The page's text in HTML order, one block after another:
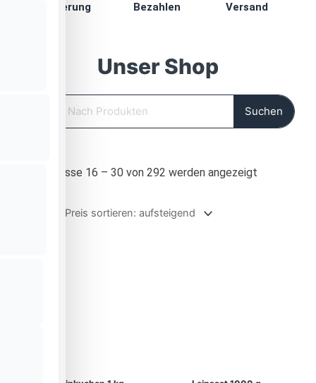
Lieferung
Bezahlen
Versand
Unser Shop
Suchen
Ergebnisse 16 – 30 von 292 werden angezeigt